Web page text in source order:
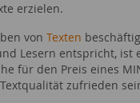
erzielen.
von Texten
Lesern entspricht, ist
für den Preis eines
zufrieden